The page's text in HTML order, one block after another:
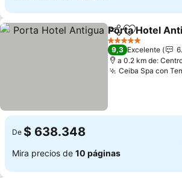
CompartirAgregar a
Porta Hotel
5 Estrellas
9,3 Excelente
a 0.2 km de:
Ceiba Spa con
De $ 638.348
Mira precios de 10 páginas